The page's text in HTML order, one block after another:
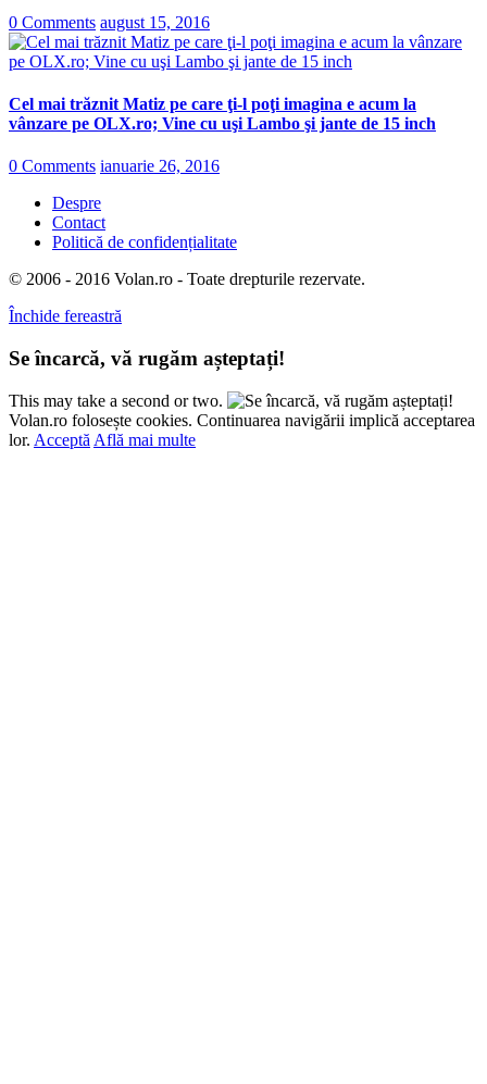
0 Comments august 15, 2016
Cel mai trăznit Matiz pe care ţi-l poţi imagina e acum la
vânzare pe OLX.ro; Vine cu uşi Lambo şi jante de 15 inch
0 Comments ianuarie 26, 2016
Despre
Contact
Politică de confidențialitate
© 2006 - 2016 Volan.ro - Toate drepturile rezervate.
Închide fereastră
Se încarcă, vă rugăm așteptați!
This may take a second or two.
Volan.ro folosește cookies. Continuarea navigării implică acceptarea
lor. Acceptă Află mai multe